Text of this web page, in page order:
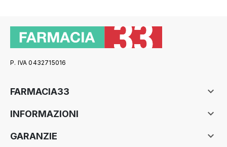
P. IVA 0432715016
FARMACIA33 
INFORMAZIONI 
GARANZIE 